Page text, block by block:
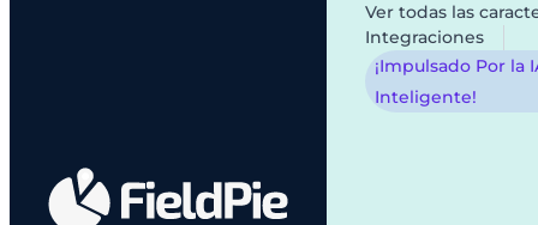
Ver todas las
Integraciones
¡Impulsado Por la
Inteligente!